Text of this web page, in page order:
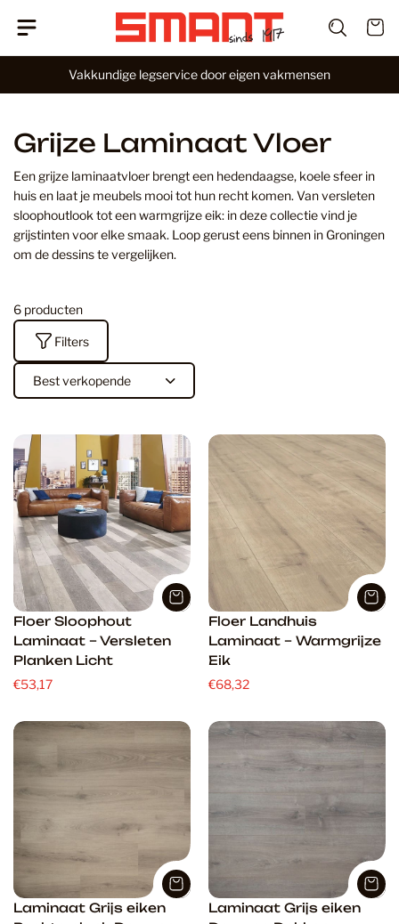
G
a
n
a
i
n
h
o
u
d
i
k
n
Vakkundige legservice door eigen vakmensen
Grijze Laminaat Vloer
Een grijze laminaatvloer brengt een hedendaagse, koele sfeer in
huis en laat je meubels mooi tot hun recht komen. Van versleten
sloophoutlook tot een warmgrijze eik: in deze collectie vind je
grijstinten voor elke smaak. Loop gerust eens binnen in Groningen
om de dessins te vergelijken.
Filters
6 producten
t
e
r
e
n
o
p
:
Floer Sloophout
Laminaat – Versleten
Planken Licht
€53,17
Floer Landhuis
Laminaat – Warmgrijze
Eik
€68,32
Laminaat Grijs eiken
Laminaat Grijs eiken